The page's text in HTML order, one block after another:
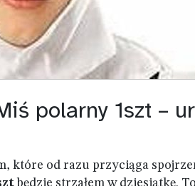
polarny 1szt –
które od razu przyciąga
będzie strzałem w dziesiątkę.